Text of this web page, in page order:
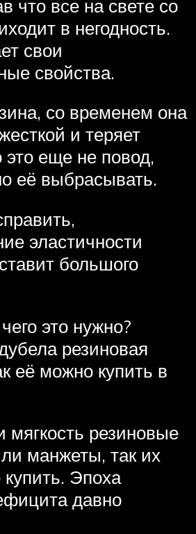
что все на свете со
в негодность.
свои
свойства.
со временем она
и теряет
это еще не повод,
её выбрасывать.
эластичности
большого
это нужно?
резиновая
её можно купить в
мягкость резиновые
манжеты, так их
Эпоха
давно